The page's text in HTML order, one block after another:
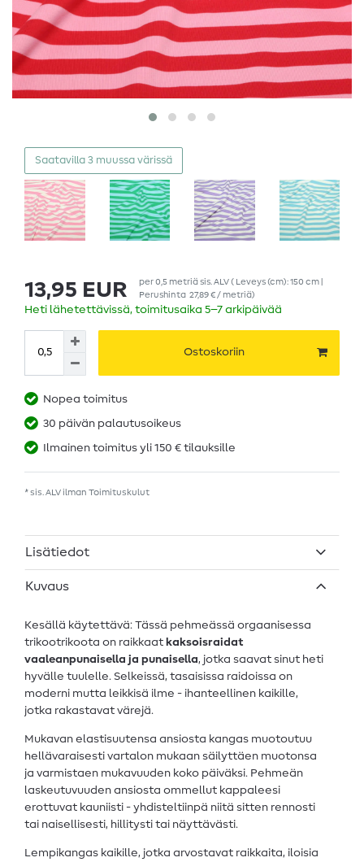
Saatavilla 3 muussa värissä
13,95 EUR per0,5 metriäsis. ALV( Leveys (cm): 150 cm |
Perushinta 27,89 € / metriä)
Heti lähetettävissä, toimitusaika 5–7 arkipäivää
Ostoskoriin
Nopea toimitus
30 päivän palautusoikeus
Ilmainen toimitus yli 150 € tilauksille
* sis. ALV ilman Toimituskulut
Lisätiedot
Kuvaus
Kesällä käytettävä: Tässä pehmeässä orgaanisessa
trikootrikoota on raikkaat kaksoisraidat
vaaleanpunaisella ja punaisella, jotka saavat sinut heti
hyvälle tuulelle. Selkeissä, tasaisissa raidoissa on
moderni mutta leikkisä ilme - ihanteellinen kaikille,
jotka rakastavat värejä.
Mukavan elastisuutensa ansiosta kangas muotoutuu
hellävaraisesti vartalon mukaan säilyttäen muotonsa
ja varmistaen mukavuuden koko päiväksi. Pehmeän
laskeutuvuuden ansiosta ommellut kappaleesi
erottuvat kauniisti - yhdisteltiinpä niitä sitten rennosti
tai naisellisesti, hillitysti tai näyttävästi.
Lempikangas kaikille, jotka arvostavat raikkaita, iloisia